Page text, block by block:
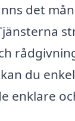
det
du
enklare